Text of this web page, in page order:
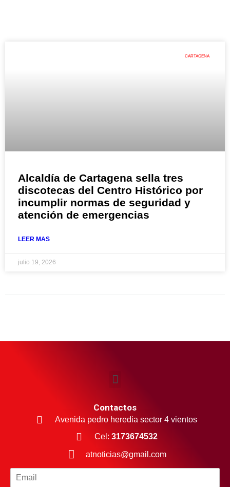
CARTAGENA
Alcaldía de Cartagena sella tres
discotecas del Centro Histórico por
incumplir normas de seguridad y
atención de emergencias
LEER MAS
julio 19, 2026
Contactos
Avenida pedro heredia sector 4 vientos
Cel: 3173674532
atnoticias@gmail.com